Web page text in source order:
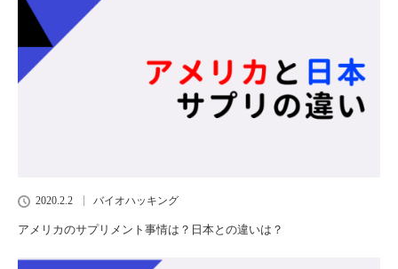
2020.2.2 バイオハッキング
アメリカのサプリメント事情は？日本との違いは？